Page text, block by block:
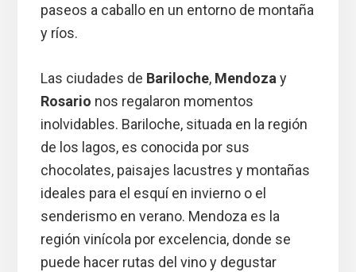
paseos a caballo en un entorno de montaña
y ríos.
Las ciudades de Bariloche, Mendozay
Rosario nos regalaron momentos
inolvidables. Bariloche, situada en la región
de los lagos, es conocida por sus
chocolates, paisajes lacustres y montañas
ideales para el esquí en invierno o el
senderismo en verano. Mendoza es la
región vinícola por excelencia, donde se
puede hacer rutas del vino y degustar